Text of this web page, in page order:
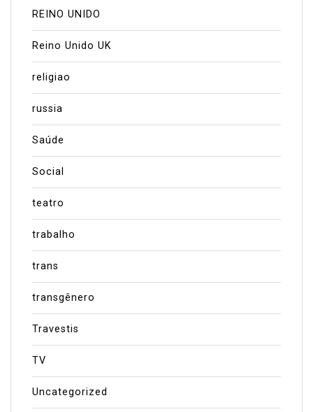
REINO UNIDO
Reino Unido UK
religiao
russia
Saúde
Social
teatro
trabalho
trans
transgênero
Travestis
TV
Uncategorized